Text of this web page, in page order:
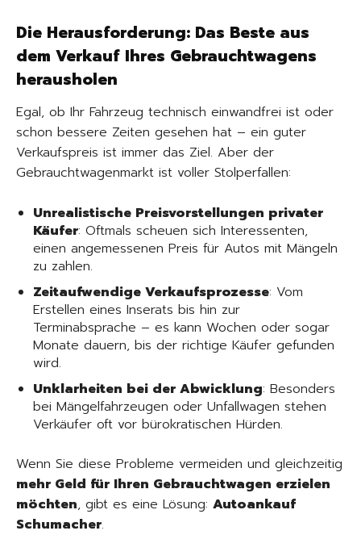
Die Herausforderung: Das Beste aus
dem Verkauf Ihres Gebrauchtwagens
herausholen
Egal, ob Ihr Fahrzeug technisch einwandfrei ist oder
schon bessere Zeiten gesehen hat – ein guter
Verkaufspreis ist immer das Ziel. Aber der
Gebrauchtwagenmarkt ist voller Stolperfallen:
Unrealistische Preisvorstellungen privater
Käufer: Oftmals scheuen sich Interessenten,
einen angemessenen Preis für Autos mit Mängeln
zu zahlen.
Zeitaufwendige Verkaufsprozesse: Vom
Erstellen eines Inserats bis hin zur
Terminabsprache – es kann Wochen oder sogar
Monate dauern, bis der richtige Käufer gefunden
wird.
Unklarheiten bei der Abwicklung: Besonders
bei Mängelfahrzeugen oder Unfallwagen stehen
Verkäufer oft vor bürokratischen Hürden.
Wenn Sie diese Probleme vermeiden und gleichzeitig
mehr Geld für Ihren Gebrauchtwagen erzielen
möchten, gibt es eine Lösung: Autoankauf
Schumacher.